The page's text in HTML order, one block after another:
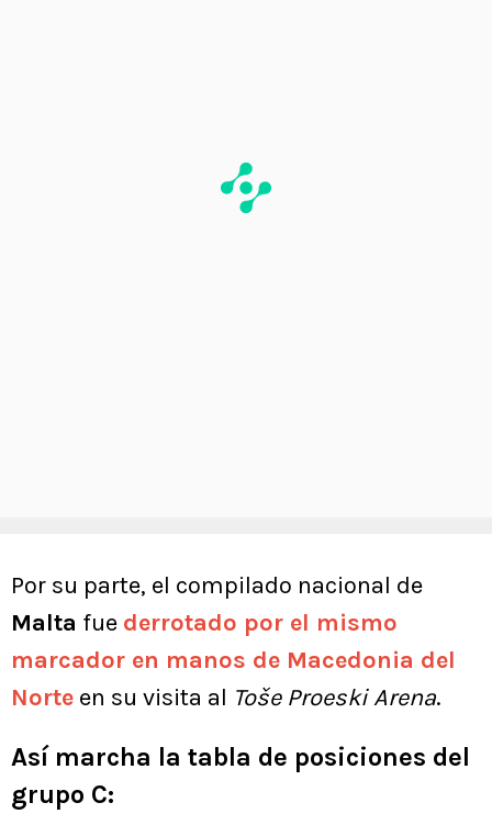
Por su parte, el compilado nacional de
Malta fue derrotado por el mismo
marcador en manos de Macedonia del
Norte en su visita al Toše Proeski Arena.
Así marcha la tabla de posiciones del
grupo C: